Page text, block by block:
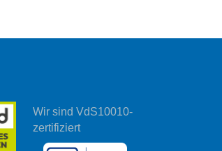
Wir sind VdS10010-
zertifiziert